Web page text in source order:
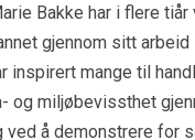
Bakke har i flere
gjennom sitt
inspirert mange til
miljøbevissthet
å demonstrere for